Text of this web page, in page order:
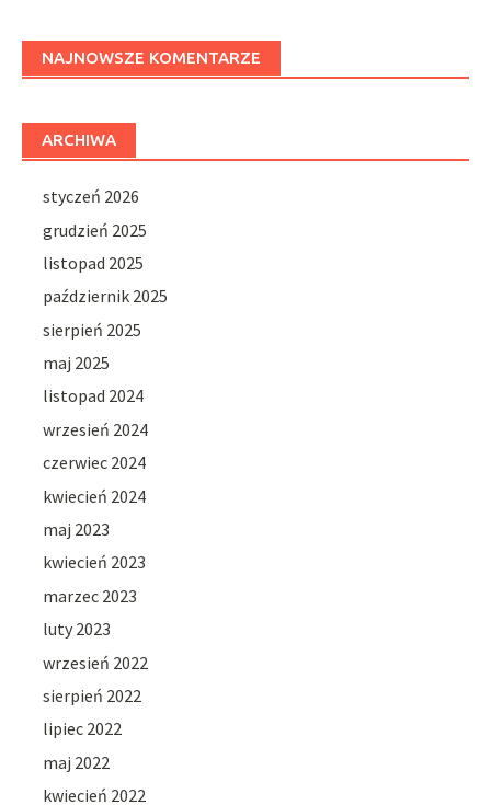
NAJNOWSZE KOMENTARZE
ARCHIWA
styczeń 2026
grudzień 2025
listopad 2025
październik 2025
sierpień 2025
maj 2025
listopad 2024
wrzesień 2024
czerwiec 2024
kwiecień 2024
maj 2023
kwiecień 2023
marzec 2023
luty 2023
wrzesień 2022
sierpień 2022
lipiec 2022
maj 2022
kwiecień 2022